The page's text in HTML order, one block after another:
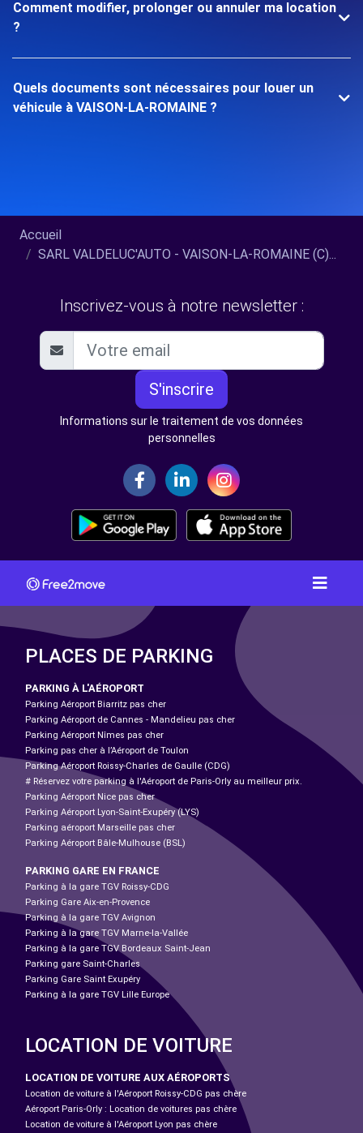
Comment modifier, prolonger ou annuler ma location
?
Quels documents sont nécessaires pour louer un
véhicule à VAISON-LA-ROMAINE ?
Accueil
SARL VALDELUC'AUTO - VAISON-LA-ROMAINE (C)...
Inscrivez-vous à notre newsletter :
S'inscrire
Informations sur le traitement de vos données
personnelles
PLACES DE PARKING
PARKING À L'AÉROPORT
Parking Aéroport Biarritz pas cher
Parking Aéroport de Cannes - Mandelieu pas cher
Parking Aéroport Nîmes pas cher
Parking pas cher à l’Aéroport de Toulon
Parking Aéroport Roissy-Charles de Gaulle (CDG)
# Réservez votre parking à l'Aéroport de Paris-Orly au meilleur prix.
Parking Aéroport Nice pas cher
Parking Aéroport Lyon-Saint-Exupéry (LYS)
Parking aéroport Marseille pas cher
Parking Aéroport Bâle-Mulhouse (BSL)
PARKING GARE EN FRANCE
Parking à la gare TGV Roissy-CDG
Parking Gare Aix-en-Provence
Parking à la gare TGV Avignon
Parking à la gare TGV Marne-la-Vallée
Parking à la gare TGV Bordeaux Saint-Jean
Parking gare Saint-Charles
Parking Gare Saint Exupéry
Parking à la gare TGV Lille Europe
LOCATION DE VOITURE
LOCATION DE VOITURE AUX AÉROPORTS
Location de voiture à l'Aéroport Roissy-CDG pas chère
Aéroport Paris-Orly : Location de voitures pas chère
Location de voiture à l'Aéroport Lyon pas chère